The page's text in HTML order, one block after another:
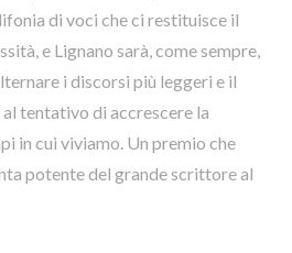
di voci che ci restituisce il
e Lignano sarà, come sempre,
i discorsi più leggeri e il
tentativo di accrescere la
in cui viviamo. Un premio che
potente del grande scrittore al